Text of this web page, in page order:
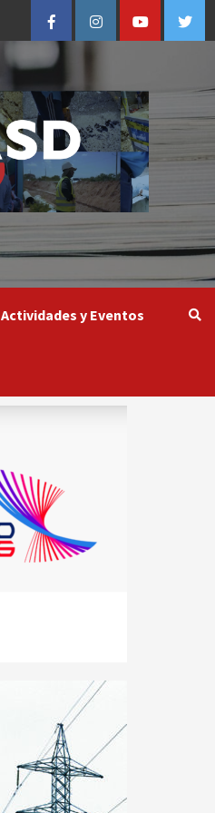
FacebookInstagramYoutube
Actividades y Eventos